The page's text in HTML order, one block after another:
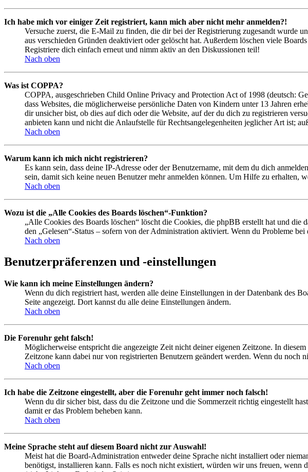
Ich habe mich vor einiger Zeit registriert, kann mich aber nicht mehr anmelden?!
Versuche zuerst, die E-Mail zu finden, die dir bei der Registrierung zugesandt wurde
aus verschieden Gründen deaktiviert oder gelöscht hat. Außerdem löschen viele
Registriere dich einfach erneut und nimm aktiv an den Diskussionen teil!
Nach oben
Was ist COPPA?
COPPA, ausgeschrieben Child Online Privacy and Protection Act of 1998 (deutsch:
dass Websites, die möglicherweise persönliche Daten von Kindern unter 13 Jahren
dir unsicher bist, ob dies auf dich oder die Website, auf der du dich zu registrieren
anbieten kann und nicht die Anlaufstelle für Rechtsangelegenheiten jeglicher Art ist;
Nach oben
Warum kann ich mich nicht registrieren?
Es kann sein, dass deine IP-Adresse oder der Benutzername, mit dem du dich
sein, damit sich keine neuen Benutzer mehr anmelden können. Um Hilfe zu erhalten,
Nach oben
Wozu ist die „Alle Cookies des Boards löschen“-Funktion?
„Alle Cookies des Boards löschen“ löscht die Cookies, die phpBB erstellt hat und
den „Gelesen“-Status – sofern von der Administration aktiviert. Wenn du Probleme
Nach oben
Benutzerpräferenzen und -einstellungen
Wie kann ich meine Einstellungen ändern?
Wenn du dich registriert hast, werden alle deine Einstellungen in der Datenbank des
Seite angezeigt. Dort kannst du alle deine Einstellungen ändern.
Nach oben
Die Forenuhr geht falsch!
Möglicherweise entspricht die angezeigte Zeit nicht deiner eigenen Zeitzone. In
Zeitzone kann dabei nur von registrierten Benutzern geändert werden. Wenn du noch
Nach oben
Ich habe die Zeitzone eingestellt, aber die Forenuhr geht immer noch falsch!
Wenn du dir sicher bist, dass du die Zeitzone und die Sommerzeit richtig eingestellt
damit er das Problem beheben kann.
Nach oben
Meine Sprache steht auf diesem Board nicht zur Auswahl!
Meist hat die Board-Administration entweder deine Sprache nicht installiert oder
benötigst, installieren kann. Falls es noch nicht existiert, würden wir uns freuen,